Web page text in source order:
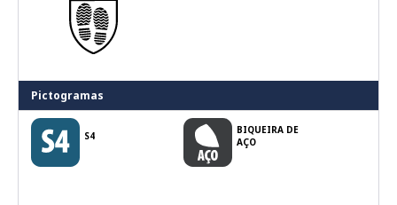
Pictogramas
S4
BIQUEIRA DE
AÇO